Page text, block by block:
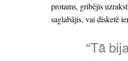
protams, gribējis
saglabājis, vai disketē
“Tā